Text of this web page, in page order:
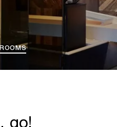
go!